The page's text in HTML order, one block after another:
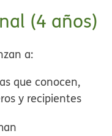
(4 años)
a:
que conocen,
y recipientes